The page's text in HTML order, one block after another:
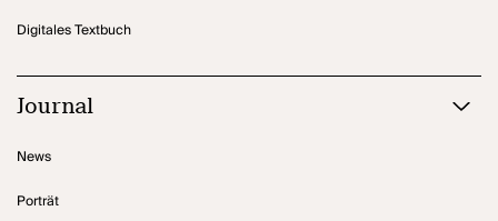
Digitales Textbuch
Journal
News
Porträt